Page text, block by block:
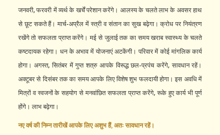
जनवरी, फरवरी में व्यर्थ के खर्चें परेशान करेंगे। आलस्य के चलते लाभ के अवसर हाथ
से छूट सकते हैं। मार्च-अप्रैल में स्त्री व संतान का सुख बढ़ेगा। क्रोध पर नियंत्रण
रखेंगे तो सफलता प्राप्त करेंगे। मई से जुलाई तक का समय खराब स्वास्थ्य के चलते
कष्टदायक रहेगा। धन के अभाव में योजनाएं अटकेंगी। परिवार में कोई मांगलिक कार्य
होगा। अगस्त, सितंबर में गुप्त शत्रु आपके विरूद्ध छल-प्रपंच करेंगे, सावधान रहें।
अक्टूबर से दिसंबर तक का समय आपके लिए विशेष शुभ फलदायी होगा। इस अवधि में
मित्रों व स्वजनों के सहयोग से मनवांछित सफलता प्राप्त करेंगे, रूके हुए कार्य भी पूर्ण
होंगे। लाभ बढ़ेगा।
नए वर्ष की निम्न तारीखें आपके लिए अशुभ हैं, अतः सावधान रहें।